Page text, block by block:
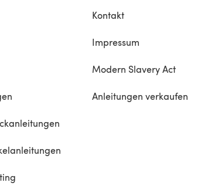
Kontakt
Impressum
Modern Slavery Act
Anleitungen verkaufen